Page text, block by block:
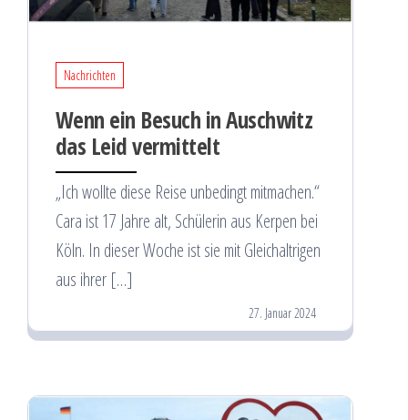
Nachrichten
Wenn ein Besuch in Auschwitz
das Leid vermittelt
„Ich wollte diese Reise unbedingt mitmachen.“
Cara ist 17 Jahre alt, Schülerin aus Kerpen bei
Köln. In dieser Woche ist sie mit Gleichaltrigen
aus ihrer […]
27. Januar 2024